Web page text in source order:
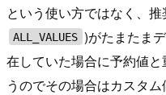
という使い方ではなく、
ALL_VALUES )がたまたま
在していた場合に予約値
うのでその場合はカスタ